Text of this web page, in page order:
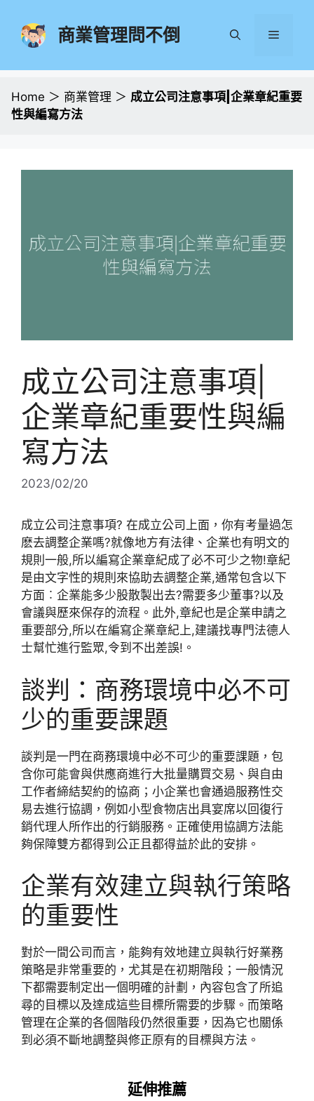
商業管理問不倒 選
Home ＞ 商業管理 ＞ 成立公司注意事項|企業章紀重要
性與編寫方法
成立公司注意事項|
企業章紀重要性與編
寫方法
2023/02/20
成立公司注意事項? 在成立公司上面，你有考量過怎
麽去調整企業嗎?就像地方有法律、企業也有明文的
規則一般,所以編寫企業章紀成了必不可少之物!章紀
是由文字性的規則來協助去調整企業,通常包含以下
方面︰企業能多少股散製出去?需要多少董事?以及
會議與歷來保存的流程。此外,章紀也是企業申請之
重要部分,所以在編寫企業章紀上,建議找專門法德人
士幫忙進行監眾,令到不出差誤!。
談判：商務環境中必不可
少的重要課題
談判是一門在商務環境中必不可少的重要課題，包
含你可能會與供應商進行大批量購買交易、與自由
工作者締結契約的協商；小企業也會通過服務性交
易去進行協調，例如小型食物店出具宴席以回復行
銷代理人所作出的行銷服務。正確使用協調方法能
夠保障雙方都得到公正且都得益於此的安排。
企業有效建立與執行策略
的重要性
對於一間公司而言，能夠有效地建立與執行好業務
策略是非常重要的，尤其是在初期階段；一般情況
下都需要制定出一個明確的計劃，內容包含了所追
尋的目標以及達成這些目標所需要的步驟。而策略
管理在企業的各個階段仍然很重要，因為它也關係
到必須不斷地調整與修正原有的目標與方法。
延伸推薦